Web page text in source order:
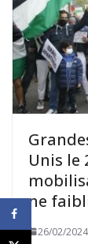
Unis le
ne
26/02/2024